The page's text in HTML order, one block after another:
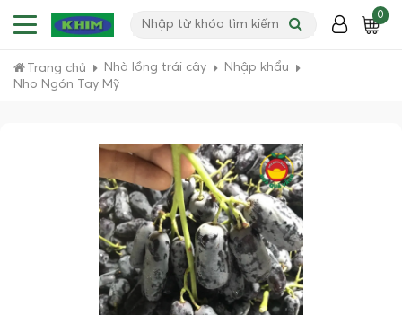
0
Trang chủ Nhà lồng trái cây
Nhập khẩu
Nho Ngón Tay Mỹ